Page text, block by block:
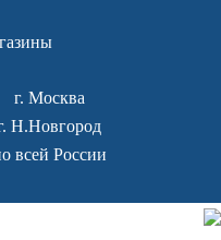
Москва
Н.Новгород
России